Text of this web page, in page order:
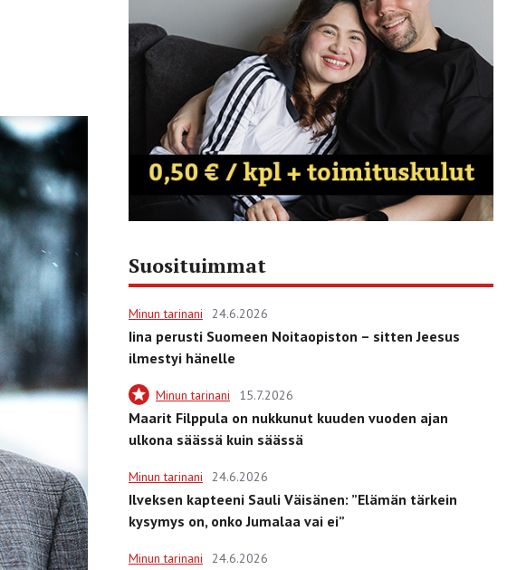
Suosituimmat
Minun tarinani 24.6.2026
Iina perusti Suomeen Noitaopiston – sitten Jeesus
ilmestyi hänelle
Minun tarinani 15.7.2026
Maarit Filppula on nukkunut kuuden vuoden ajan
ulkona säässä kuin säässä
Minun tarinani 24.6.2026
Ilveksen kapteeni Sauli Väisänen: ”Elämän tärkein
kysymys on, onko Jumalaa vai ei”
Minun tarinani 24.6.2026